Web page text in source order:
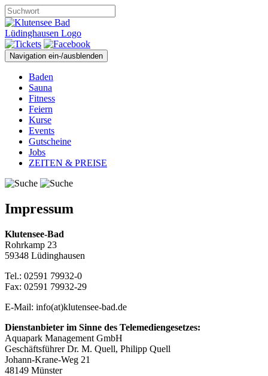
Navigation ein-/ausblenden
Baden
Sauna
Fitness
Feiern
Kurse
Events
Gutscheine
Jobs
ZEITEN & PREISE
Impressum
Klutensee-Bad
Rohrkamp 23
59348 Lüdinghausen
Tel.: 02591 79932-0
Fax: 02591 79932-29
E-Mail: info(at)klutensee-bad.de
Dienstanbieter im Sinne des Telemediengesetzes:
Aquapark Management GmbH
Geschäftsführer Dr. M. Quell, Philipp Quell
Johann-Krane-Weg 21
48149 Münster